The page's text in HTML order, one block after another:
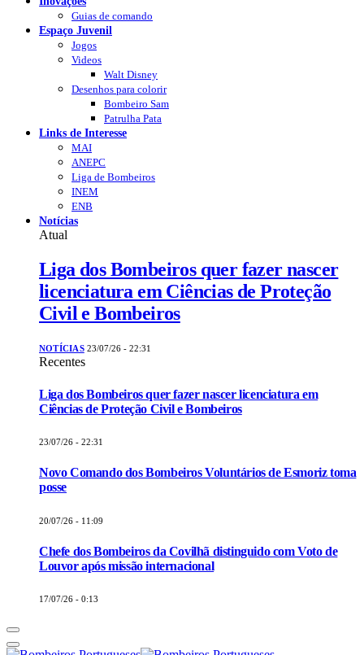
Guias de comando
Espaço Juvenil
Jogos
Videos
Walt Disney
Desenhos para colorir
Bombeiro Sam
Patrulha Pata
Links de Interesse
MAI
ANEPC
Liga de Bombeiros
INEM
ENB
Notícias
Atual
Liga dos Bombeiros quer fazer nascer
licenciatura em Ciências de Proteção
Civil e Bombeiros
NOTÍCIAS 23/07/26 - 22:31
Recentes
Liga dos Bombeiros quer fazer nascer licenciatura em
Ciências de Proteção Civil e Bombeiros
23/07/26 - 22:31
Novo Comando dos Bombeiros Voluntários de Esmoriz toma
posse
20/07/26 - 11:09
Chefe dos Bombeiros da Covilhã distinguido com Voto de
Louvor após missão internacional
17/07/26 - 0:13